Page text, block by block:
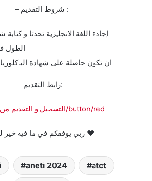
– شروط التقديم :
ان تكون حاصلة على شهادة الباكلوريا
رابط التقديم:
التسجيل و التقديم من هنا/button/red
ربي يوفقكم في ما فيه خير لكم ♥️
aneti 2024 atct